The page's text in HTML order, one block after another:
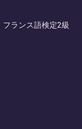
フランス語検定2級